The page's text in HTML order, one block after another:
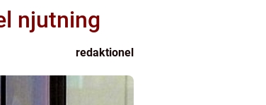
njutning
redaktionel